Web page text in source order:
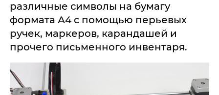
различные символы на бумагу
формата А4 с помощью перьевых
ручек, маркеров, карандашей и
прочего письменного инвентаря.